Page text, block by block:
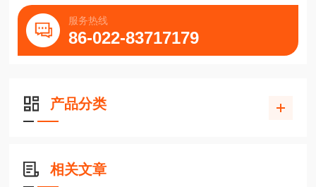
服务热线
86-022-83717179
产品分类
相关文章